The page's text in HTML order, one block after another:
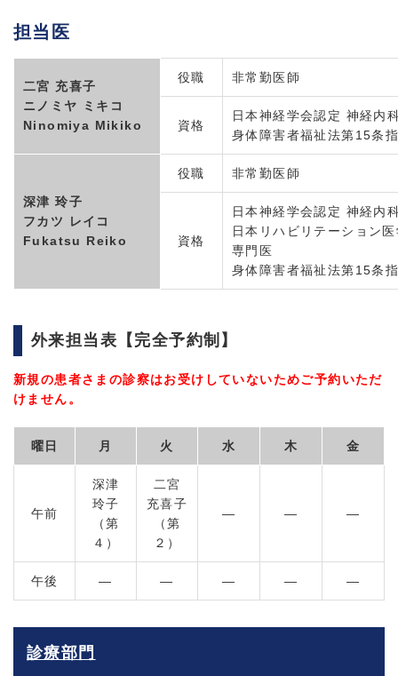
担当医
二宮 充喜子
ニノミヤ ミキコ
Ninomiya Mikiko
役職 非常勤医師
資格
日本神経学会認定 神経内
身体障害者福祉法第15条
深津 玲子
フカツ レイコ
Fukatsu Reiko
役職 非常勤医師
資格
日本神経学会認定 神経内
日本リハビリテーション
専門医
身体障害者福祉法第15条
外来担当表【完全予約制】
新規の患者さまの診察はお受けしていないためご予約いただ
けません。
曜日 月 火 水 木 金
午前
深津
玲子
（第
４）
二宮
充喜子
（第
２）
― ― ―
午後 ― ― ― ― ―
診療部門